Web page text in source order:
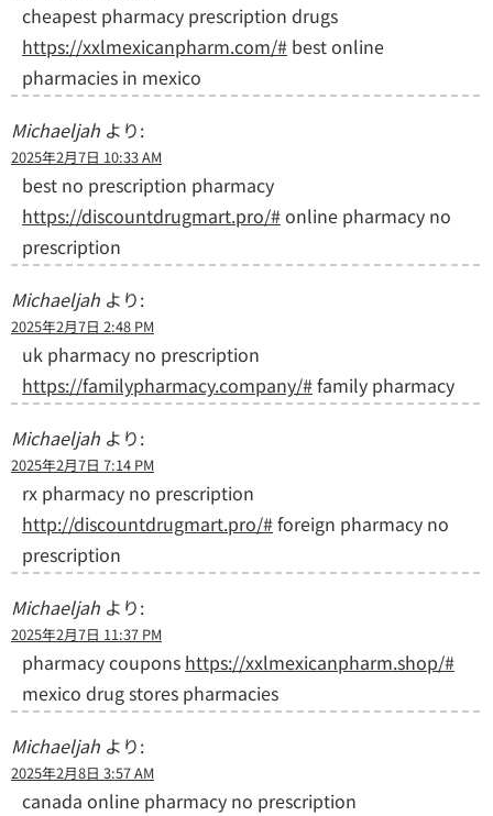
cheapest pharmacy prescription drugs
https://xxlmexicanpharm.com/# best online
pharmacies in mexico
Michaeljah より:
2025年2月7日 10:33 AM
best no prescription pharmacy
https://discountdrugmart.pro/#online pharmacy no
prescription
Michaeljah より:
2025年2月7日 2:48 PM
uk pharmacy no prescription
https://familypharmacy.company/#family pharmacy
Michaeljah より:
2025年2月7日 7:14 PM
rx pharmacy no prescription
http://discountdrugmart.pro/#foreign pharmacy no
prescription
Michaeljah より:
2025年2月7日 11:37 PM
pharmacy coupons https://xxlmexicanpharm.shop/#
mexico drug stores pharmacies
Michaeljah より:
2025年2月8日 3:57 AM
canada online pharmacy no prescription